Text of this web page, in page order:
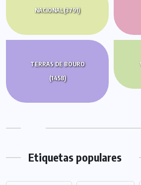
NACIONAL(3791)
TERRAS DE BOURO
(1458)
Etiquetas populares